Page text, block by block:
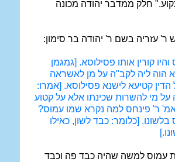
חלק ממדבר יהודה מכונה
עזריה בשם ר' יהודה בר סימון:
קורין אותו פסילוסא. [גמגמן
לא הוה ליה לקב"ה על מן לאשראה
קטיעא לישנא פסילוסא. [אמרו:
על מי להשרות שכינתו אלא על קטוע
אמ' ר' פינחס למה נקרא שמו עמוס?
[כלומר: כבד לשון, כאילו
עמוס למשה שהיה כבד פה וכבד